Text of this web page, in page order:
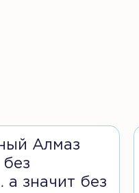
Алмаз
без
значит без